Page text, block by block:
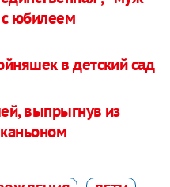
юбилеем
в детский сад
выпрыгнув из